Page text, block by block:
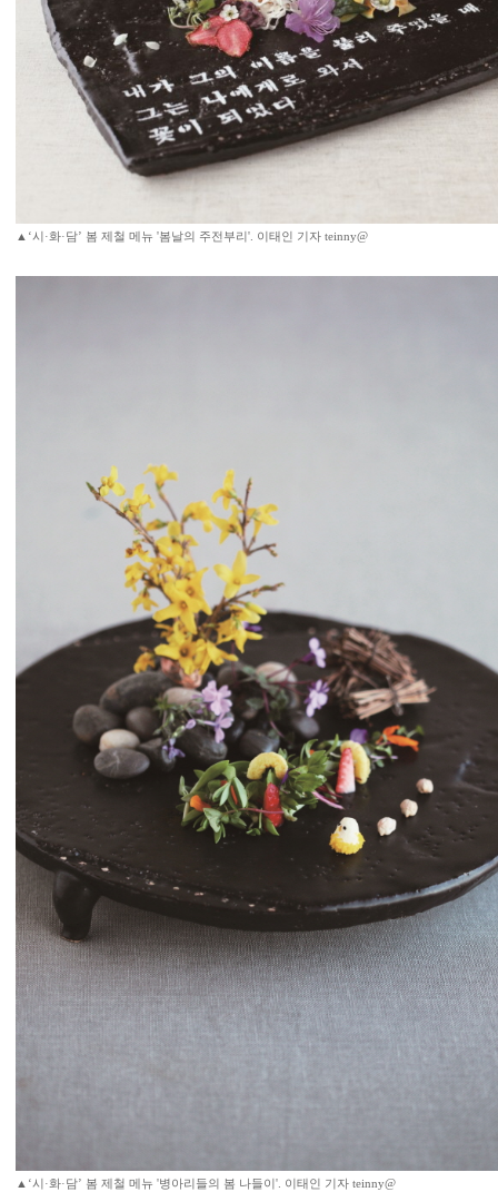
▲‘시·화·담’ 봄 제철 메뉴 '봄날의 주전부리'. 이태인 기자 teinny@
▲‘시·화·담’ 봄 제철 메뉴 '병아리들의 봄 나들이'. 이태인 기자 teinny@